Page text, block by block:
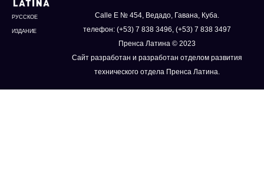
РУССКОЕ
ИЗДАНИЕ
Calle E № 454, Ведадо, Гавана, Куба.
телефон: (+53) 7 838 3496, (+53) 7 838 3497
Пренса Латина © 2023
Сайт разработан и разработан отделом развития
технического отдела Пренса Латина.